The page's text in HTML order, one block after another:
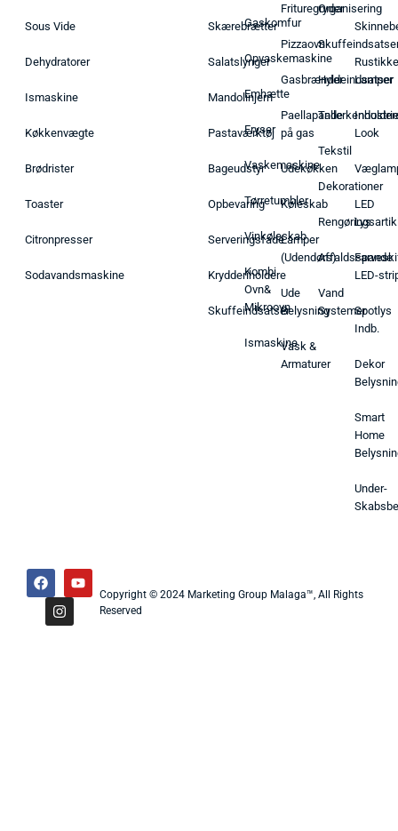
Sous Vide
Dehydratorer
Ismaskine
Køkkenvægte
Brødrister
Toaster
Citronpresser
Sodavandsmaskine
Skærebrætter
Salatslynger
Mandolinjern
Pastaværktøj
Bageudstyr
Opbevaring
Serveringsfade
Krydderiholdere
Skuffeindsatser
Gaskomfur
Opvaskemaskine
Emhætte
Fryser
Vaskemaskine
Tørretumbler
Vinkøleskab
Kombi
Ovn&
Mikroovn
Ismaskine
Frituregryder
Pizzaovn
Gasbrænder
Paellapande
på gas
Udekøkken
Køleskab
Lamper
(Udendørs)
Ude
Belysning
Vask &
Armaturer
Organisering
Hyldeindsatser
Tekstil
Dekorationer
Affaldsspande
Vand
Systemer
Rustikke
Lamper
Look
LED
Lys
LED-
Spotlys
Indb.
Dekor
Smart
Home
Under-
Copyright © 2024 Marketing Group Malaga™, All Rights
Reserved